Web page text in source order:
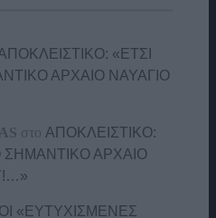
«ΕΤΣΙ
ΑΡΧΑΙΟ ΝΑΥΑΓΙΟ
στο ΑΠΟΚΛΕΙΣΤΙΚΟ:
ΑΡΧΑΙΟ
ΟΙ «ΕΥΤΥΧΙΣΜΕΝΕΣ